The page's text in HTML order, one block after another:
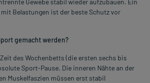
Gewebe stabil wieder aufzubauen. Ein
Belastungen ist der beste Schutz vor
gemacht werden?
des Wochenbetts (die ersten sechs bis
Sport-Pause. Die inneren Nähte an der
Muskelfaszien müssen erst stabil